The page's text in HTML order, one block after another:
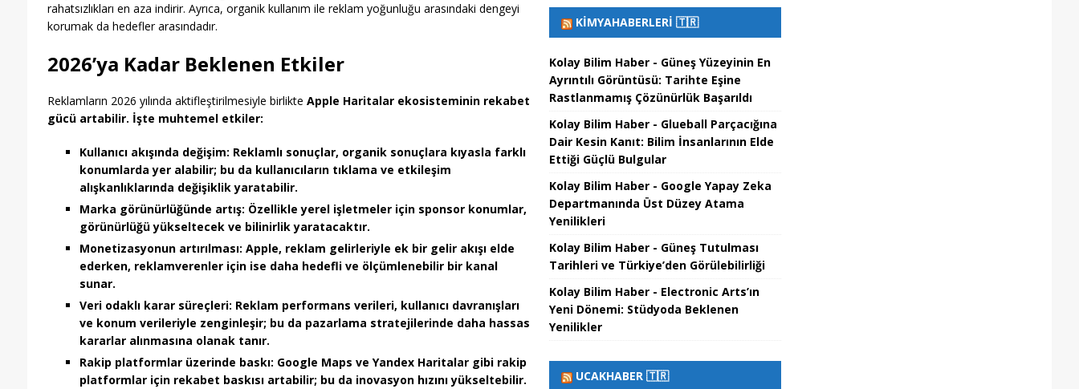
rahatsızlıkları en aza indirir. Ayrıca, organik kullanım ile reklam yoğunluğu arasındaki dengeyi
korumak da hedefler arasındadır.
2026’ya Kadar Beklenen Etkiler
Reklamların 2026 yılında aktifleştirilmesiyle birlikte Apple Haritalar ekosisteminin rekabet
gücü artabilir. İşte muhtemel etkiler:
Kullanıcı akışında değişim: Reklamlı sonuçlar, organik sonuçlara kıyasla farklı
konumlarda yer alabilir; bu da kullanıcıların tıklama ve etkileşim
alışkanlıklarında değişiklik yaratabilir.
Marka görünürlüğünde artış: Özellikle yerel işletmeler için sponsor konumlar,
görünürlüğü yükseltecek ve bilinirlik yaratacaktır.
Monetizasyonun artırılması: Apple, reklam gelirleriyle ek bir gelir akışı elde
ederken, reklamverenler için ise daha hedefli ve ölçümlenebilir bir kanal
sunar.
Veri odaklı karar süreçleri: Reklam performans verileri, kullanıcı davranışları
ve konum verileriyle zenginleşir; bu da pazarlama stratejilerinde daha hassas
kararlar alınmasına olanak tanır.
Rakip platformlar üzerinde baskı: Google Maps ve Yandex Haritalar gibi rakip
platformlar için rekabet baskısı artabilir; bu da inovasyon hızını yükseltebilir.
KIMYAHABERLERI 🇹🇷
Kolay Bilim Haber - Güneş Yüzeyinin En
Ayrıntılı Görüntüsü: Tarihte Eşine
Rastlanmamış Çözünürlük Başarıldı
Kolay Bilim Haber - Glueball Parçacığına
Dair Kesin Kanıt: Bilim İnsanlarının Elde
Ettiği Güçlü Bulgular
Kolay Bilim Haber - Google Yapay Zeka
Departmanında Üst Düzey Atama
Yenilikleri
Kolay Bilim Haber - Güneş Tutulması
Tarihleri ve Türkiye’den Görülebilirliği
Kolay Bilim Haber - Electronic Arts’ın
Yeni Dönemi: Stüdyoda Beklenen
Yenilikler
UCAKHABER 🇹🇷